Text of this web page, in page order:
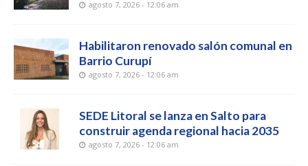
agosto 7, 2026 - 12:06 am
Habilitaron renovado salón comunal en
Barrio Curupí
agosto 7, 2026 - 12:06 am
SEDE Litoral se lanza en Salto para
construir agenda regional hacia 2035
agosto 7, 2026 - 12:06 am